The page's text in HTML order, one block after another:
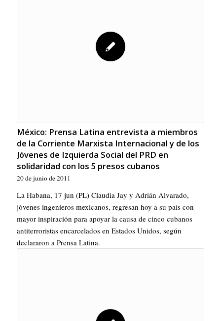
México: Prensa Latina entrevista a miembros
de la Corriente Marxista Internacional y de los
Jóvenes de Izquierda Social del PRD en
solidaridad con los 5 presos cubanos
20 de junio de 2011
La Habana, 17 jun (PL) Claudia Jay y Adrián Alvarado,
jóvenes ingenieros mexicanos, regresan hoy a su país con
mayor inspiración para apoyar la causa de cinco cubanos
antiterroristas encarcelados en Estados Unidos, según
declararon a Prensa Latina.